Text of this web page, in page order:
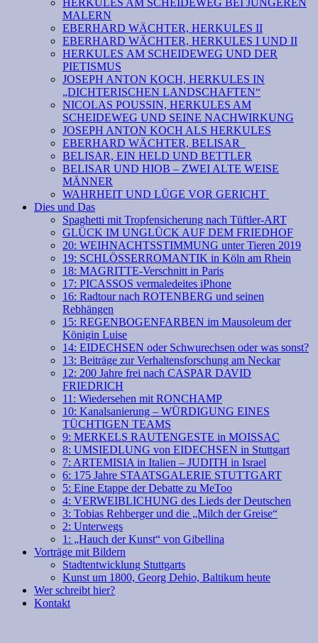
MALERN
EBERHARD WÄCHTER, HERKULES II
EBERHARD WÄCHTER, HERKULES I UND II
HERKULES AM SCHEIDEWEG UND DER
PIETISMUS
JOSEPH ANTON KOCH, HERKULES IN
„DICHTERISCHEN LANDSCHAFTEN“
NICOLAS POUSSIN, HERKULES AM
SCHEIDEWEG UND SEINE NACHWIRKUNG
JOSEPH ANTON KOCH ALS HERKULES
EBERHARD WÄCHTER, BELISAR
BELISAR, EIN HELD UND BETTLER
BELISAR UND HIOB – ZWEI ALTE WEISE
MÄNNER
WAHRHEIT UND LÜGE VOR GERICHT
Dies und Das
Spaghetti mit Tropfensicherung nach Tüftler-ART
GLÜCK IM UNGLÜCK AUF DEM FRIEDHOF
20: WEIHNACHTSSTIMMUNG unter Tieren 2019
19: SCHLÖSSERROMANTIK in Köln am Rhein
18: MAGRITTE-Verschnitt in Paris
17: PICASSOS vermaledeites iPhone
16: Radtour nach ROTENBERG und seinen
Rebhängen
15: REGENBOGENFARBEN im Mausoleum der
Königin Luise
14: EIDECHSEN oder Schwurechsen oder was sonst?
13: Beiträge zur Verhaltensforschung am Neckar
12: 200 Jahre frei nach CASPAR DAVID
FRIEDRICH
11: Wiedersehen mit RONCHAMP
10: Kanalsanierung – WÜRDIGUNG EINES
TÜCHTIGEN TEAMS
9: MERKELS RAUTENGESTE in MOISSAC
8: UMSIEDLUNG von EIDECHSEN in Stuttgart
7: ARTEMISIA in Italien – JUDITH in Israel
6: 175 Jahre STAATSGALERIE STUTTGART
5: Eine Etappe der Debatte zu MeToo
4: VERWEIBLICHUNG des Lieds der Deutschen
3: Tobias Rehberger und die „Milch der Greise“
2: Unterwegs
1: „Hauch der Kunst“ von Gibellina
Vorträge mit Bildern
Stadtentwicklung Stuttgarts
Kunst um 1800, Georg Dehio, Baltikum heute
Wer schreibt hier?
Kontakt